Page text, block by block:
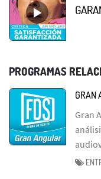
PROGRAMAS
GRAN
Gran